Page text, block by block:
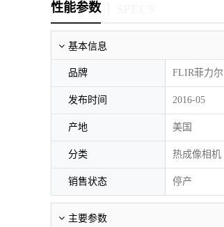
性能参数
基本信息
品牌 FLIR菲力尔
发布时间 2016-05
产地 美国
分类 热成像相机
销售状态 停产
主要参数